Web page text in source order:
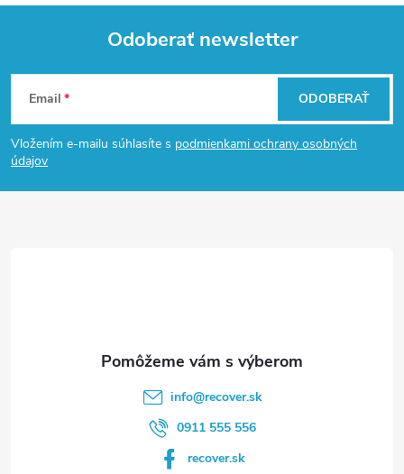
Z
á
p
Odoberať newsletter
Email
Vložením e-mailu súhlasíte s podmienkami ochrany osobných
údajov
ODOBERAŤ
info@recover.sk
0911 555 556
recover.sk